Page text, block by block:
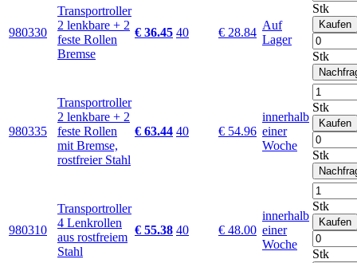
980330
Transportroller
2 lenkbare + 2
feste Rollen
Bremse
€ 36.45 40 € 28.84
Auf
Lager
Stk
Kaufen
Stk
980335
Transportroller
2 lenkbare + 2
feste Rollen
mit Bremse,
rostfreier Stahl
€ 63.44 40 € 54.96
innerhalb
einer
Woche
Stk
Kaufen
Stk
980310
Transportroller
4 Lenkrollen
aus rostfreiem
Stahl
€ 55.38 40 € 48.00
innerhalb
einer
Woche
Stk
Kaufen
Stk